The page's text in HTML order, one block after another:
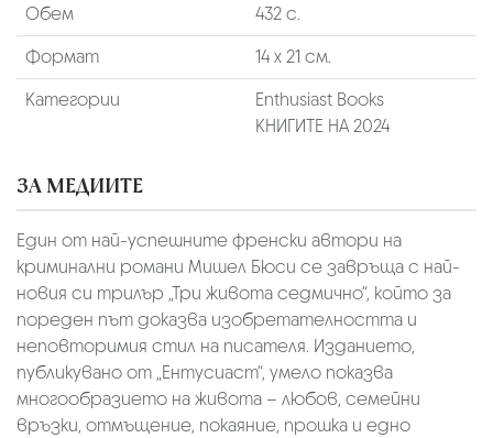
Обем
432 с.
Формат
14 х 21 см.
Категории
Enthusiast Books
КНИГИТЕ НА 2024
ЗА МЕДИИТЕ
Един от най-успешните френски автори на
криминални романи Мишел Бюси се завръща с най-
новия си трилър „Три живота седмично“, който за
пореден път доказва изобретателността и
неповторимия стил на писателя. Изданието,
публикувано от „Ентусиаст“, умело показва
многообразието на живота – любов, семейни
връзки, отмъщение, покаяние, прошка и едно